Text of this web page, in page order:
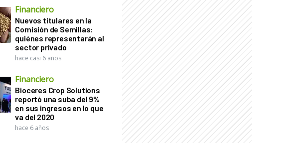
Financiero
Nuevos titulares en la
Comisión de Semillas:
quiénes representarán al
sector privado
hace casi 6 años
Financiero
Bioceres Crop Solutions
reportó una suba del 9%
en sus ingresos en lo que
va del 2020
hace 6 años